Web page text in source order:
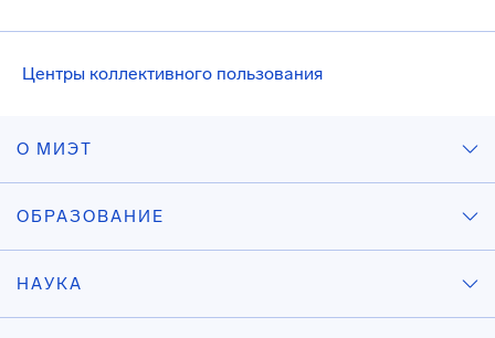
Центры коллективного пользования
О МИЭТ
ОБРАЗОВАНИЕ
НАУКА